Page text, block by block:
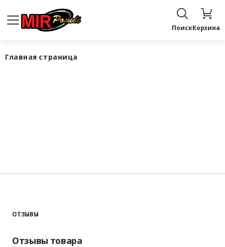
ПоискКорзина
Главная страница
ОТЗЫВЫ
Отзывы товара